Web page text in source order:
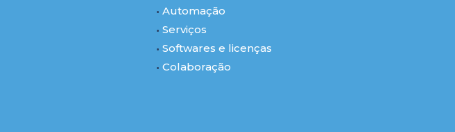
Automação
Serviços
Softwares e licenças
Colaboração